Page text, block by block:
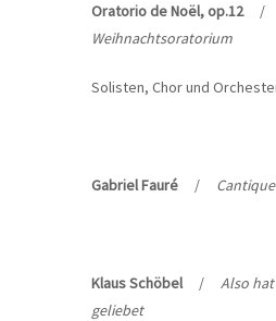
Oratorio de Noël, op.12
/
Weihnachtsoratorium
Solisten, Chor und
Gabriel Fauré /
Klaus Schöbel / Also
geliebet